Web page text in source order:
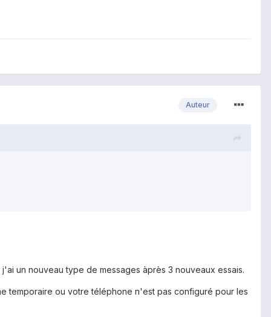
Auteur
un nouveau type de messages àprès 3 nouveaux essais.
temporaire ou votre téléphone n'est pas configuré pour les